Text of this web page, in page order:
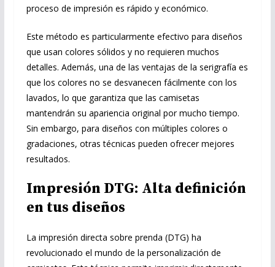
proceso de impresión es rápido y económico.
Este método es particularmente efectivo para diseños
que usan colores sólidos y no requieren muchos
detalles. Además, una de las ventajas de la serigrafía es
que los colores no se desvanecen fácilmente con los
lavados, lo que garantiza que las camisetas
mantendrán su apariencia original por mucho tiempo.
Sin embargo, para diseños con múltiples colores o
gradaciones, otras técnicas pueden ofrecer mejores
resultados.
Impresión DTG: Alta definición
en tus diseños
La impresión directa sobre prenda (DTG) ha
revolucionado el mundo de la personalización de